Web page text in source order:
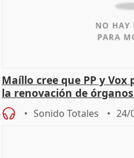
Maíllo cree que PP y
la renovación de
Sonido Totales 24/